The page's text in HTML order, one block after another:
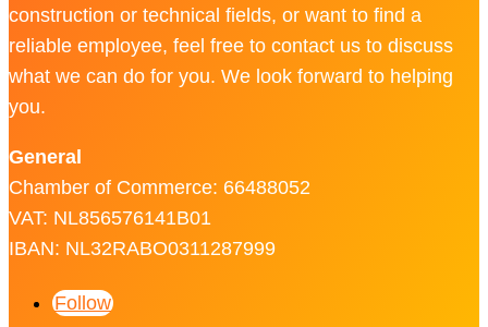
construction or technical fields, or want to find a
reliable employee, feel free to contact us to discuss
what we can do for you. We look forward to helping
you.
General
Chamber of Commerce: 66488052
VAT: NL856576141B01
IBAN: NL32RABO0311287999
Follow